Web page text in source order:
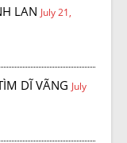
LAN July 21,
DĨ VÃNG July